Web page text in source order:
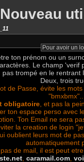
Nouveau
Pour avoir un
ton prénom ou un
Le champ 'verif
pas trompé en le rentrant
Deux, trois
de Passe, évite les
obligatoire , et pas la
ton espace perso avec
Ton Email ne sera
la creation de login
oublient leurs mot de
automatiquement
de mail, il est peut
caramail.com